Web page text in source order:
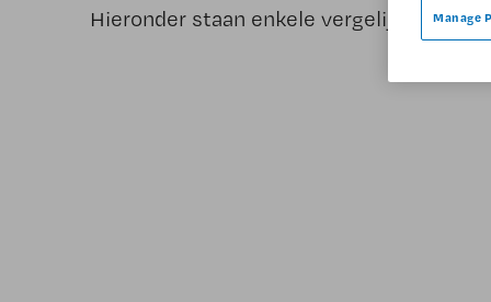
Hieronder staan enkele vergelijkbareManage